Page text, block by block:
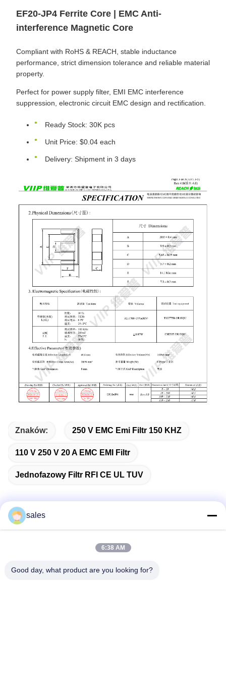
EF20-JP4 Ferrite Core | EMC Anti-
interference Magnetic Core
Compliant with RoHS & REACH, stable inductance
performance, strict dimension tolerance and reliable material
property.
Perfect for power supply filter, EMI EMC interference
suppression, electronic circuit EMC design and rectification.
Ready Stock: 30K pcs
Unit Price: $0.04 each
Delivery: Shipment in 3 days
Znaków: 250 V EMC Emi Filtr 150 KHZ
110 V 250 V 20 A EMC EMI Filtr
Jednofazowy Filtr RFI CE UL TUV
Pokój 1301, Blok B, Rongchao New Times Plaza, Park
sales
6:38 AM
Good day, what product are you looking for?